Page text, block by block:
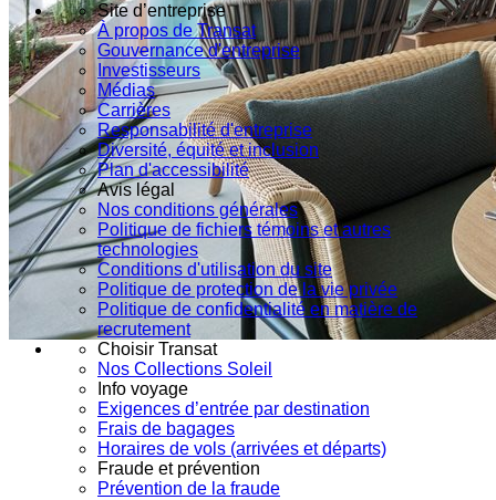
Site d’entreprise
À propos de Transat
Gouvernance d'entreprise
Investisseurs
Médias
Carrières
Responsabilité d'entreprise
Diversité, équité et inclusion
Plan d'accessibilité
Avis légal
Nos conditions générales
Politique de fichiers témoins et autres
technologies
Conditions d'utilisation du site
Politique de protection de la vie privée
Politique de confidentialité en matière de
recrutement
Choisir Transat
Nos Collections Soleil
Info voyage
Exigences d’entrée par destination
Frais de bagages
Horaires de vols (arrivées et départs)
Fraude et prévention
Prévention de la fraude